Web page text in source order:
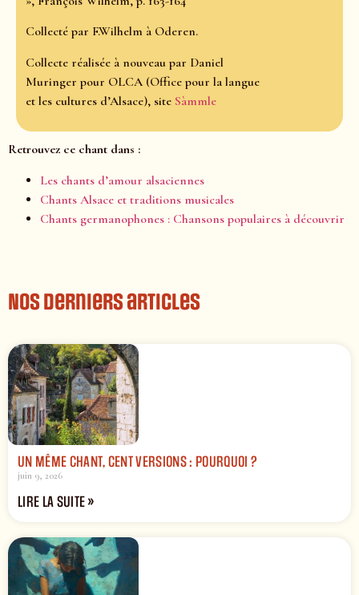
Collecté par F.Wilhelm à Oderen.
Collecte réalisée à nouveau par Daniel
Muringer pour OLCA (Office pour la langue
et les cultures d’Alsace), site Sàmmle
Retrouvez ce chant dans :
Les chants d’amour alsaciennes
Chants Alsace et traditions musicales
Chants germanophones : Chansons populaires à découvrir
Nos derniers articles
UN MÊME CHANT, CENT VERSIONS : POURQUOI ?
juin 9, 2026
LIRE LA SUITE »